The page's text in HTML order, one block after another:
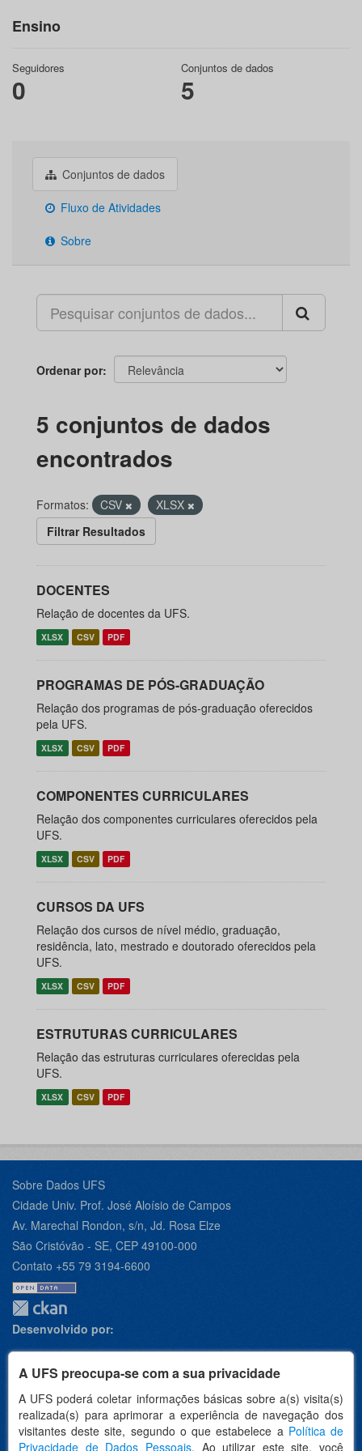
A UFS preocupa-se com a sua privacidade
A UFS poderá coletar informações básicas sobre a(s) visita(s)
realizada(s) para aprimorar a experiência de navegação dos
visitantes deste site, segundo o que estabelece a Política de
Privacidade de Dados Pessoais. Ao utilizar este site, você
Ensino
Seguidores
0
Conjuntos de dados
5
Conjuntos de dados
Fluxo de Atividades
Sobre
Ordenar por
5 conjuntos de dados
encontrados
Formatos: CSV
XLSX
Filtrar Resultados
DOCENTES
Relação de docentes da UFS.
XLSX CSV PDF
PROGRAMAS DE PÓS-GRADUAÇÃO
Relação dos programas de pós-graduação oferecidos
pela UFS.
XLSX CSV PDF
COMPONENTES CURRICULARES
Relação dos componentes curriculares oferecidos pela
UFS.
XLSX CSV PDF
CURSOS DA UFS
Relação dos cursos de nível médio, graduação,
residência, lato, mestrado e doutorado oferecidos pela
UFS.
XLSX CSV PDF
ESTRUTURAS CURRICULARES
Relação das estruturas curriculares oferecidas pela
UFS.
XLSX CSV PDF
Sobre Dados UFS
Cidade Univ. Prof. José Aloísio de Campos
Av. Marechal Rondon, s/n, Jd. Rosa Elze
São Cristóvão - SE, CEP 49100-000
Contato +55 79 3194-6600
Desenvolvido por:
Apoio: